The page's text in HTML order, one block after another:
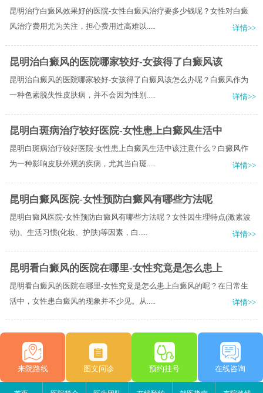
昆明治疗白癜风效果好的医院-女性白癜风治疗要多少钱呢？女性对白癜
风治疗费用尤为关注，担心费用过高难以.....
详情>>
昆明治白癜风的医院哪家较好-女孩得了白癜风该
昆明治白癜风的医院哪家较好-女孩得了白癜风该怎么办呢？白癜风作为
一种色素脱失性皮肤病，并不会因为性别.....
详情>>
昆明白斑病治疗较好医院-女性患上白癜风生活中
昆明白斑病治疗较好医院-女性患上白癜风生活中该注意什么？白癜风作
为一种影响皮肤外观的疾病，尤其当白斑.....
详情>>
昆明白癜风医院-女性预防白癜风有哪些方法呢
昆明白癜风医院-女性预防白癜风有哪些方法呢？女性因生理特点(激素波
动)、生活习惯(化妆、护肤)等因素，白.....
详情>>
昆明看白癜风的医院在哪里-女性究竟是怎么患上
昆明看白癜风的医院在哪里-女性究竟是怎么患上白癜风的呢？在日常生
活中，女性患白癜风的现象并不少见。从.....
详情>>
来院路线 图文问诊 预约挂号 在线咨询